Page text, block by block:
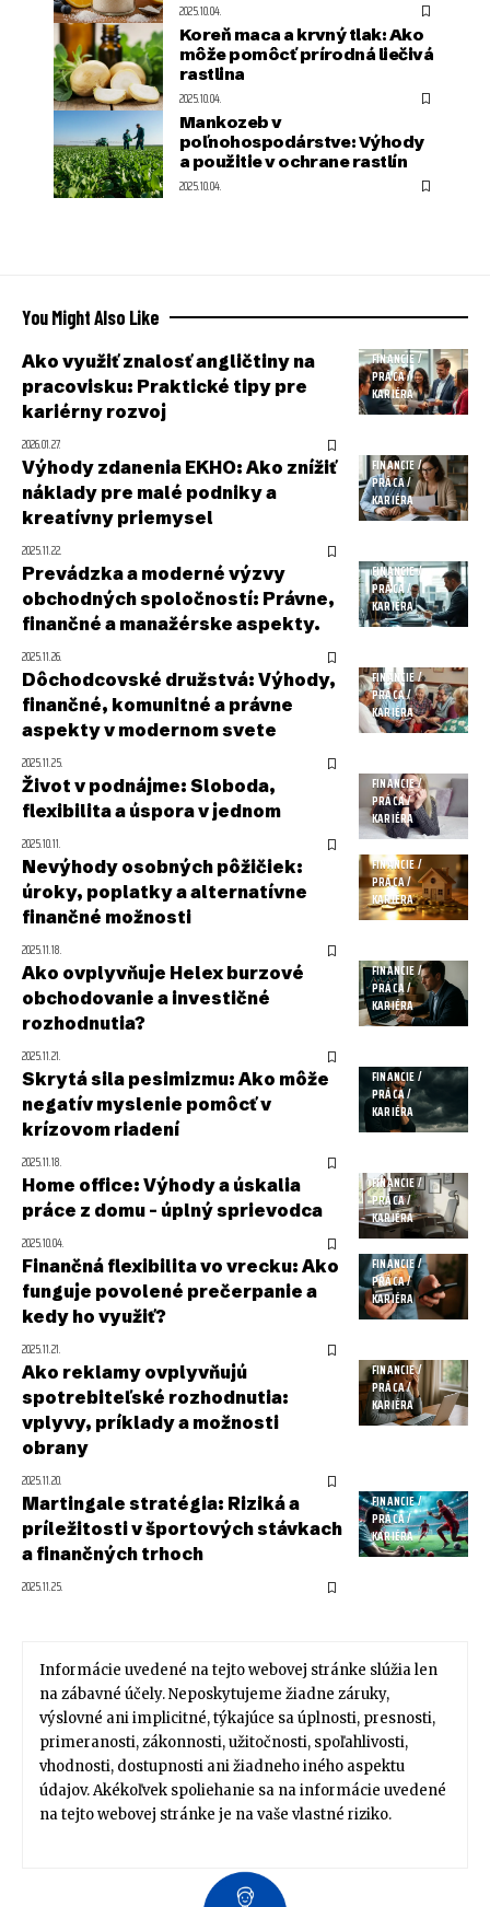
2025.10.04.
Koreň maca a krvný tlak: Ako
môže pomôcť prírodná liečivá
rastlina
2025.10.04.
Mankozeb v
poľnohospodárstve: Výhody
a použitie v ochrane rastlín
2025.10.04.
You Might Also Like
FINANCIE /
PRÁCA /
KARIÉRA
Ako využiť znalosť angličtiny na
pracovisku: Praktické tipy pre
kariérny rozvoj
2026.01.27.
FINANCIE /
PRÁCA /
KARIÉRA
Výhody zdanenia EKHO: Ako znížiť
náklady pre malé podniky a
kreatívny priemysel
2025.11.22.
FINANCIE /
PRÁCA /
KARIÉRA
Prevádzka a moderné výzvy
obchodných spoločností: Právne,
finančné a manažérske aspekty.
2025.11.26.
FINANCIE /
PRÁCA /
KARIÉRA
Dôchodcovské družstvá: Výhody,
finančné, komunitné a právne
aspekty v modernom svete
2025.11.25.
FINANCIE /
PRÁCA /
KARIÉRA
Život v podnájme: Sloboda,
flexibilita a úspora v jednom
2025.10.11.
FINANCIE /
PRÁCA /
KARIÉRA
Nevýhody osobných pôžičiek:
úroky, poplatky a alternatívne
finančné možnosti
2025.11.18.
FINANCIE /
PRÁCA /
KARIÉRA
Ako ovplyvňuje Helex burzové
obchodovanie a investičné
rozhodnutia?
2025.11.21.
FINANCIE /
PRÁCA /
KARIÉRA
Skrytá sila pesimizmu: Ako môže
negatív myslenie pomôcť v
krízovom riadení
2025.11.18.
FINANCIE /
PRÁCA /
KARIÉRA
Home office: Výhody a úskalia
práce z domu – úplný sprievodca
2025.10.04.
FINANCIE /
PRÁCA /
KARIÉRA
Finančná flexibilita vo vrecku: Ako
funguje povolené prečerpanie a
kedy ho využiť?
2025.11.21.
FINANCIE /
PRÁCA /
KARIÉRA
Ako reklamy ovplyvňujú
spotrebiteľské rozhodnutia:
vplyvy, príklady a možnosti
obrany
2025.11.20.
FINANCIE /
PRÁCA /
KARIÉRA
Martingale stratégia: Riziká a
príležitosti v športových stávkach
a finančných trhoch
2025.11.25.
Informácie uvedené na tejto webovej stránke slúžia len
na zábavné účely. Neposkytujeme žiadne záruky,
výslovné ani implicitné, týkajúce sa úplnosti, presnosti,
primeranosti, zákonnosti, užitočnosti, spoľahlivosti,
vhodnosti, dostupnosti ani žiadneho iného aspektu
údajov. Akékoľvek spoliehanie sa na informácie uvedené
na tejto webovej stránke je na vaše vlastné riziko.